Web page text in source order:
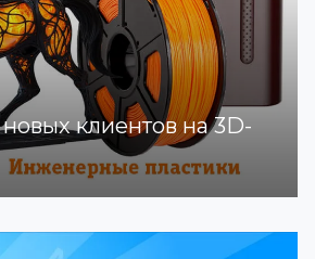
клиентов на 3D-